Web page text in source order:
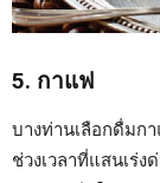
5. กาแฟ
บางท่านเลือกดื่มก
ช่วงเวลาที่แสนเร่